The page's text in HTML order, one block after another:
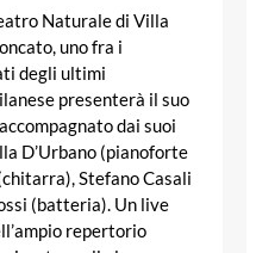
Naturale di Villa
, uno fra i
degli ultimi
presenterà il suo
dai suoi
D’Urbano (pianoforte
Stefano Casali
(batteria). Un live
repertorio